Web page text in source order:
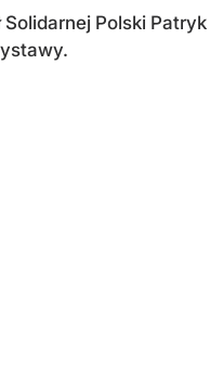
Solidarnej Polski Patryk